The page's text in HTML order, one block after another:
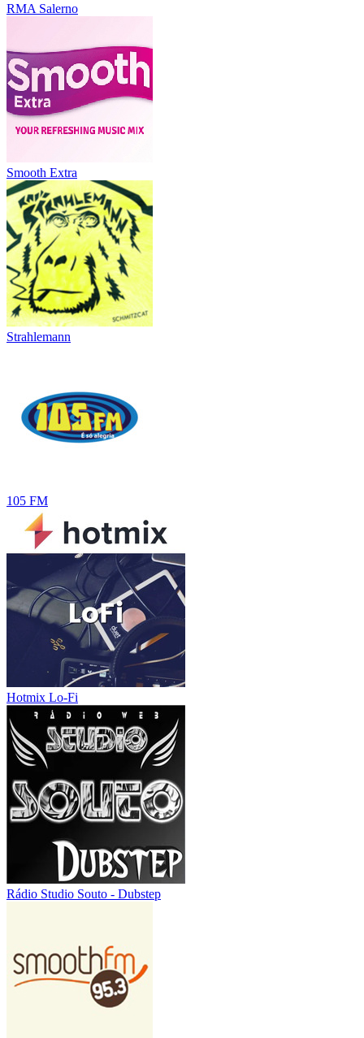
RMA Salerno
Smooth Extra
Strahlemann
105 FM
Hotmix Lo-Fi
Rádio Studio Souto - Dubstep